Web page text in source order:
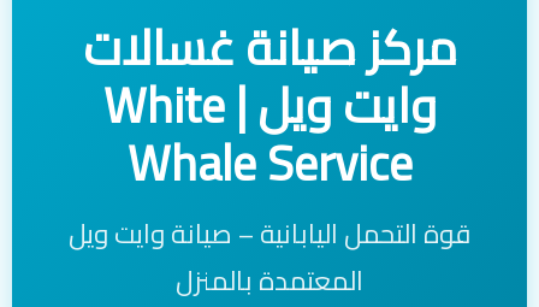
مركز صيانة غسالات
وايت ويل | White
Whale Service
قوة التحمل اليابانية – صيانة وايت ويل
المعتمدة بالمنزل